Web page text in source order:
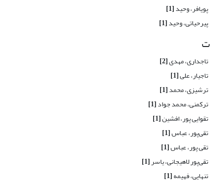
پویافر، وحید[1]
پیرحیاتی، وحید[1]
ت
تاجداری، مهدی[2]
تاجیار، علی[1]
ترشیزی، محمد[1]
ترکمنی، محمد جواد[1]
تقوایی پور، افشین[1]
تقی‌پور، عباس[1]
تقی پور، عباس[1]
تقی‌پور لاهیجانی، یاسر[1]
تنهایی، فهیمه[1]